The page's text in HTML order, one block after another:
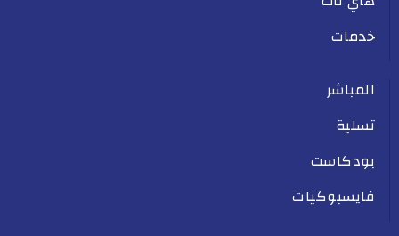
خدمات
المباشر
تسلية
بودكاست
فايسبوكيات